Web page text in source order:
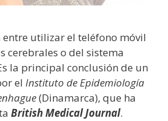
entre utilizar el teléfono móvil
cerebrales o del sistema
la principal conclusión de un
el Instituto de Epidemiología
(Dinamarca), que ha
British Medical Journal.